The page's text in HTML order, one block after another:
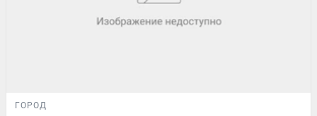
ГОРОД